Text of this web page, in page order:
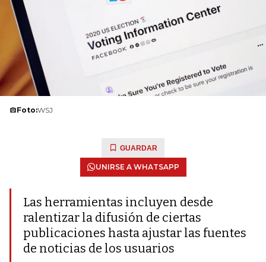
Foto:WSJ
GUARDAR
UNIRSE A WHATSAPP
Las herramientas incluyen desde
ralentizar la difusión de ciertas
publicaciones hasta ajustar las fuentes
de noticias de los usuarios